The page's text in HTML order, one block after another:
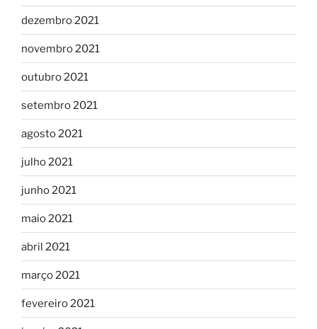
dezembro 2021
novembro 2021
outubro 2021
setembro 2021
agosto 2021
julho 2021
junho 2021
maio 2021
abril 2021
março 2021
fevereiro 2021